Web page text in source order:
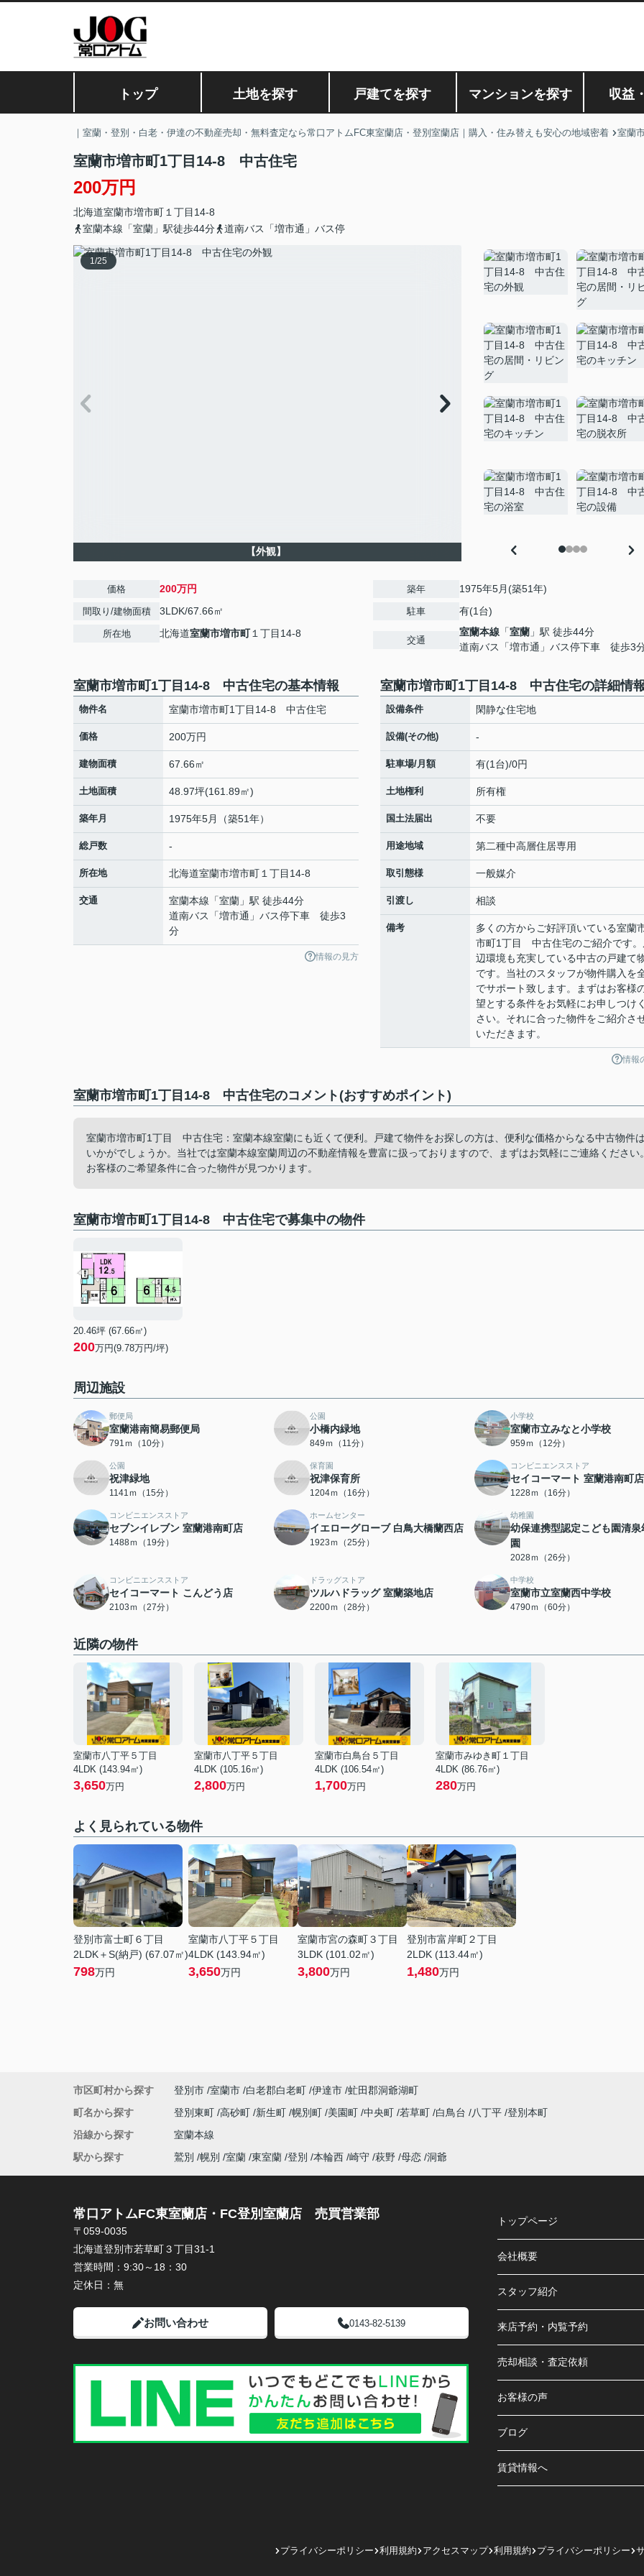
トップ 土地を探す 戸建てを探す マンションを探す 収益
｜室蘭・登別・白老・伊達の不動産売却・無料査定なら常口アトムFC東室蘭店・登別室蘭店｜購入・住み替えも安心の地域密着 室蘭
室蘭市増市町1丁目14-8 中古住宅
200万円
北海道室蘭市増市町 １丁目14-8
室蘭本線「室蘭」駅徒歩44分
道南バス「増市通」バス停
1/25
【外観】
価格 200万円
間取り/建物面積 3LDK/67.66㎡
所在地 北海道室蘭市増市町１丁目14-8
築年 1975年5月(築51年)
駐車 有(1台)
交通
室蘭本線 「室蘭 」駅 徒歩44分
道南バス「増市通」バス停下車 徒歩3
室蘭市増市町1丁目14-8 中古住宅の基本情報
物件名 室蘭市増市町1丁目14-8 中古住宅
価格 200万円
建物面積 67.66㎡
土地面積 48.97坪(161.89㎡)
築年月 1975年5月（築51年）
総戸数 -
所在地 北海道室蘭市増市町 １丁目14-8
交通 室蘭本線 「室蘭 」駅 徒歩44分
道南バス「増市通」バス停下車 徒歩3
分
情報の見方
室蘭市増市町1丁目14-8 中古住宅の詳細情
設備条件 閑静な住宅地
設備(その他) -
駐車場/月額 有(1台)/0円
土地権利 所有権
国土法届出 不要
用途地域 第二種中高層住居専用
取引態様 一般媒介
引渡し 相談
備考
多くの方からご好評頂いている室蘭
市町1丁目 中古住宅のご紹介です。
辺環境も充実している中古の戸建て
です。当社のスタッフが物件購入を
でサポート致します。まずはお客様
望とする条件をお気軽にお申しつけ
さい。それに合った物件をご紹介さ
いただきます。
情報
室蘭市増市町1丁目14-8 中古住宅のコメント(おすすめポイント)
室蘭市増市町1丁目 中古住宅：室蘭本線室蘭にも近くて便利。戸建て物件をお探しの方は、便利な価格からなる中古物件
いかがでしょうか。当社では室蘭本線室蘭周辺の不動産情報を豊富に扱っておりますので、まずはお気軽にご連絡ください
お客様のご希望条件に合った物件が見つかります。
室蘭市増市町1丁目14-8 中古住宅で募集中の物件
20.46坪 (67.66㎡)
200万円(9.78万円/坪)
周辺施設
郵便局
室蘭港南簡易郵便局
791ｍ（10分）
公園
小橋内緑地
849ｍ（11分）
小学校
室蘭市立みなと小学校
959ｍ（12分）
公園
祝津緑地
1141ｍ（15分）
保育園
祝津保育所
1204ｍ（16分）
コンビニエンスストア
セイコーマート 室蘭港南町店
1228ｍ（16分）
コンビニエンスストア
セブンイレブン 室蘭港南町店
1488ｍ（19分）
ホームセンター
イエローグローブ 白鳥大橋蘭西店
1923ｍ（25分）
幼稚園
幼保連携型認定こども園清泉
園
2028ｍ（26分）
コンビニエンスストア
セイコーマート こんどう店
2103ｍ（27分）
ドラッグストア
ツルハドラッグ 室蘭築地店
2200ｍ（28分）
中学校
室蘭市立室蘭西中学校
4790ｍ（60分）
近隣の物件
室蘭市八丁平５丁目
4LDK (143.94㎡)
3,650万円
室蘭市八丁平５丁目
4LDK (105.16㎡)
2,800万円
室蘭市白鳥台５丁目
4LDK (106.54㎡)
1,700万円
室蘭市みゆき町１丁目
4LDK (86.76㎡)
280万円
よく見られている物件
登別市富士町６丁目
2LDK＋S(納戸) (67.07㎡)
798万円
室蘭市八丁平５丁目
4LDK (143.94㎡)
3,650万円
室蘭市宮の森町３丁目
3LDK (101.02㎡)
3,800万円
登別市富岸町２丁目
2LDK (113.44㎡)
1,480万円
市区町村から探す 登別市 室蘭市 白老郡白老町 伊達市 虻田郡洞爺湖町
町名から探す
登別東町 高砂町 新生町 幌別町 美園町 中央町 若草町 白鳥台 八丁平 登別本町
沿線から探す
室蘭本線
駅から探す
鷲別 幌別 室蘭 東室蘭 登別 本輪西 崎守 萩野 母恋 洞爺
常口アトムFC東室蘭店・FC登別室蘭店 売買営業部
〒059-0035
北海道登別市若草町３丁目31-1
営業時間： 9:30～18：30
定休日： 無
お問い合わせ 0143-82-5139
トップページ
会社概要
スタッフ紹介
来店予約・内覧予約
売却相談・査定依頼
お客様の声
ブログ
賃貸情報へ
プライバシーポリシー 利用規約 アクセスマップ 利用規約 プライバシーポリシー